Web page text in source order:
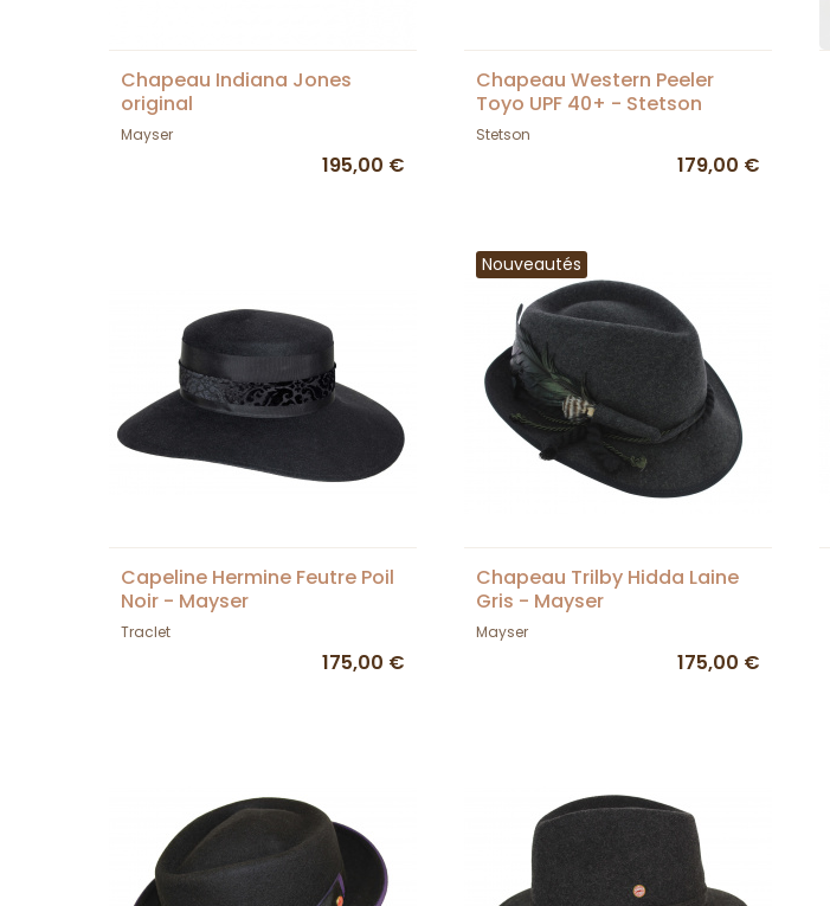
Chapeau Indiana Jones
original
Mayser
195,00 €
Chapeau Western Peeler
Toyo UPF 40+ - Stetson
Stetson
179,00 €
Capeline Hermine Feutre Poil
Noir - Mayser
Traclet
175,00 €
Nouveautés
Chapeau Trilby Hidda Laine
Gris - Mayser
Mayser
175,00 €